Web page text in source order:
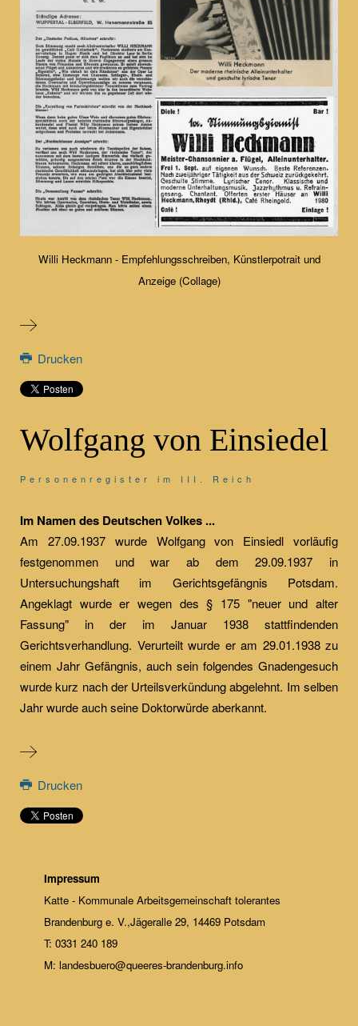
Willi Heckmann - Empfehlungsschreiben, Künstlerpotrait und
Anzeige (Collage)
Drucken
Wolfgang von Einsiedel
Personenregister im III. Reich
Im Namen des Deutschen Volkes ...
Am 27.09.1937 wurde Wolfgang von Einsiedl vorläufig
festgenommen und war ab dem 29.09.1937 in
Untersuchungshaft im Gerichtsgefängnis Potsdam.
Angeklagt wurde er wegen des § 175 "neuer und alter
Fassung" in der im Januar 1938 stattfindenden
Gerichtsverhandlung. Verurteilt wurde er am 29.01.1938 zu
einem Jahr Gefängnis, auch sein folgendes Gnadengesuch
wurde kurz nach der Urteilsverkündung abgelehnt. Im selben
Jahr wurde auch seine Doktorwürde aberkannt.
Drucken
Impressum
Katte - Kommunale Arbeitsgemeinschaft tolerantes
Brandenburg e. V.,Jägeralle 29, 14469 Potsdam
T: 0331 240 189
M: landesbuero@queeres-brandenburg.info